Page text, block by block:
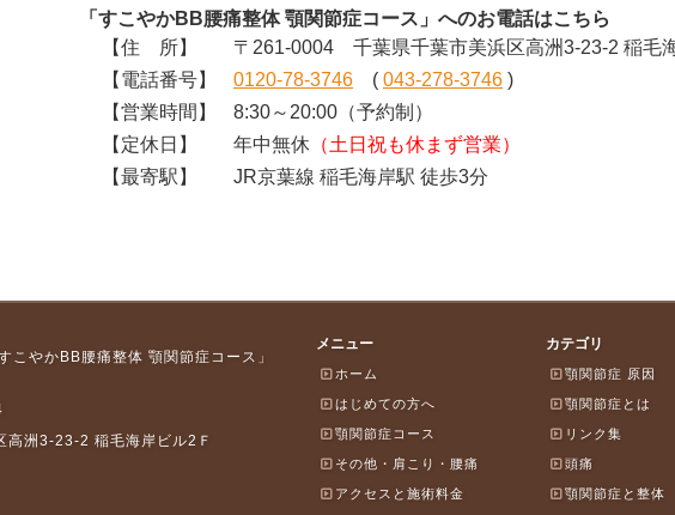
「すこやかBB腰痛整体 顎関節症コース」へのお電話はこちら
【住 所】
〒261-0004 千葉県千葉市美浜区高洲3-23-2 稲毛
【電話番号】
0120-78-3746 ( 043-278-3746 )
【営業時間】
8:30～20:00（予約制）
【定休日】
年中無休 （土日祝も休まず営業）
【最寄駅】
JR京葉線 稲毛海岸駅 徒歩3分
こやかBB腰痛整体 顎関節症コース」
高洲3-23-2 稲毛海岸ビル2Ｆ
メニュー
ホーム
はじめての方へ
顎関節症コース
その他・肩こり・腰痛
アクセスと施術料金
カテゴリ
顎関節症 原因
顎関節症とは
リンク集
頭痛
顎関節症と整体